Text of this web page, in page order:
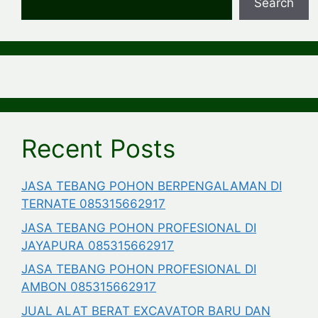
Search
Recent Posts
JASA TEBANG POHON BERPENGALAMAN DI
TERNATE 085315662917
JASA TEBANG POHON PROFESIONAL DI
JAYAPURA 085315662917
JASA TEBANG POHON PROFESIONAL DI
AMBON 085315662917
JUAL ALAT BERAT EXCAVATOR BARU DAN